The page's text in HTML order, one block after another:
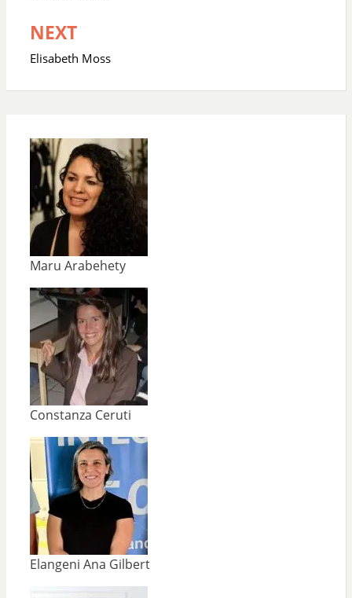
NEXT
Elisabeth Moss
Maru Arabehety
Constanza Ceruti
Elangeni Ana Gilbert